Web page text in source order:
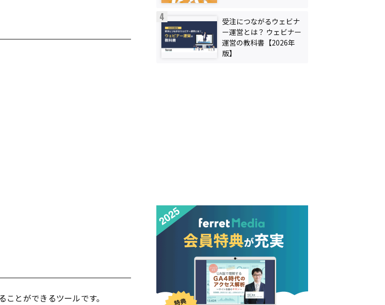
ことができるツールです。
受注につながるウェビナ
ー運営とは？ ウェビナー
運営の教科書【2026年
版】